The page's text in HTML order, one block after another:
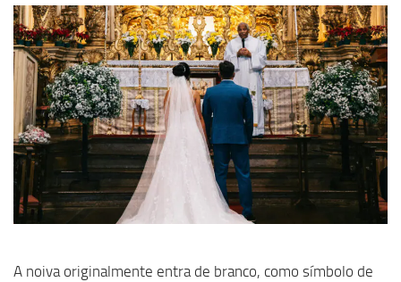
A noiva originalmente entra de branco, como símbolo de